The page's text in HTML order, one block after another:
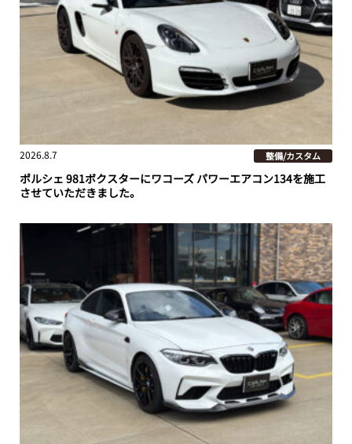
2026.8.7 整備/カスタム
ポルシェ 981ボクスターにワコーズ パワーエアコン134を施工
させていただきました。